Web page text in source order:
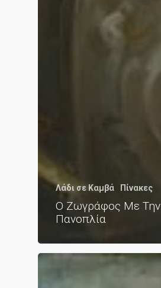
Λάδι σε Καμβά Πίνακες
Ο Ζωγράφος Με Την
Πανοπλία